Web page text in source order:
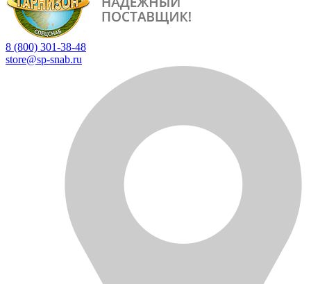
8 (800) 301-38-48
store@sp-snab.ru